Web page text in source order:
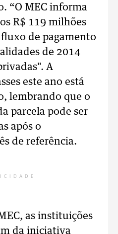
“O MEC informa
R$ 119 milhões
de pagamento
de 2014
A
este ano está
lembrando que o
parcela pode ser
após o
de referência.
as instituições
da iniciativa